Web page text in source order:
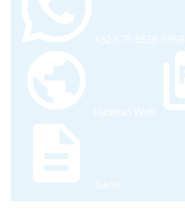
+62 878-8528-5958
Halaman Web
Juknis